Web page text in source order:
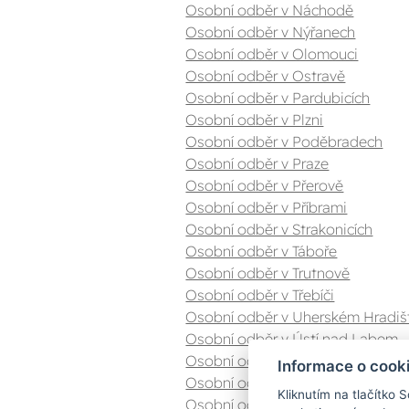
Osobní odběr v Náchodě
Osobní odběr v Nýřanech
Osobní odběr v Olomouci
Osobní odběr v Ostravě
Osobní odběr v Pardubicích
Osobní odběr v Plzni
Osobní odběr v Poděbradech
Osobní odběr v Praze
Osobní odběr v Přerově
Osobní odběr v Příbrami
Osobní odběr v Strakonicích
Osobní odběr v Táboře
Osobní odběr v Trutnově
Osobní odběr v Třebíči
Osobní odběr v Uherském
Osobní odběr v Ústí nad Labem
Osobní odběr v Valašském
Osobní odběr v Zlíně
Osobní odběr v Znojmě
Informace o
Kliknutím na tlačítko